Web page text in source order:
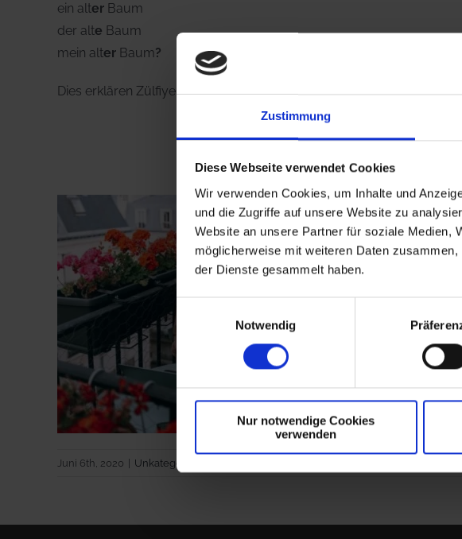
Zustimmung
Diese Webseite verwendet Cookies
Wir verwenden Cookies, um Inhalte und
und die Zugriffe auf unsere Website zu
Website an unsere Partner für soziale Medien,
möglicherweise mit weiteren Daten
der Dienste gesammelt haben.
Notwendig
Nur notwendige Cookies
verwenden
ein alter Baum
der alte Baum
mein alter Baum?
Dies erklären Zülfiye und Frank am Donnerstag, dem 25. Juni 2020
Juni 6th, 2020 Unkategorisiert